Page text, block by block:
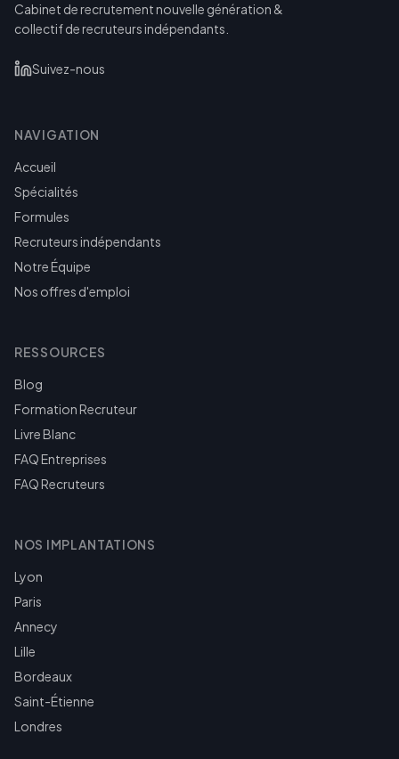
Cabinet de recrutement nouvelle génération &
collectif de recruteurs indépendants.
Suivez-nous
NAVIGATION
Accueil
Spécialités
Formules
Recruteurs indépendants
Notre Équipe
Nos offres d'emploi
RESSOURCES
Blog
Formation Recruteur
Livre Blanc
FAQ Entreprises
FAQ Recruteurs
NOS IMPLANTATIONS
Lyon
Paris
Annecy
Lille
Bordeaux
Saint-Étienne
Londres